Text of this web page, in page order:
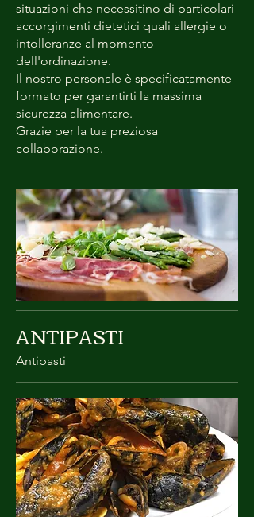
situazioni che necessitino di particolari
accorgimenti dietetici quali allergie o
intolleranze al momento
dell'ordinazione.
Il nostro personale è specificatamente
formato per garantirti la massima
sicurezza alimentare.
Grazie per la tua preziosa
collaborazione.
ANTIPASTI